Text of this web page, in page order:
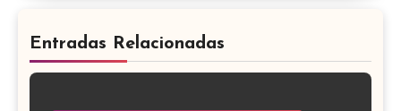
Entradas Relacionadas